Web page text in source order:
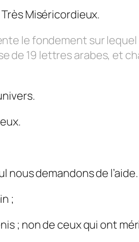
Miséricordieux.
le fondement sur
de 19 lettres arabes, et
nous demandons de l’aide.
;
; non de ceux qui ont